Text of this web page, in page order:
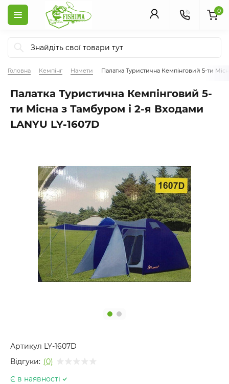
0
Головна Кемпінг Намети Палатка Туристична Кемпінговий 5-ти
Палатка Туристична Кемпінговий 5-
ти Місна з Тамбуром і 2-я Входами
LANYU LY-1607D
Артикул LY-1607D
Відгуки: (0)
Є в наявності